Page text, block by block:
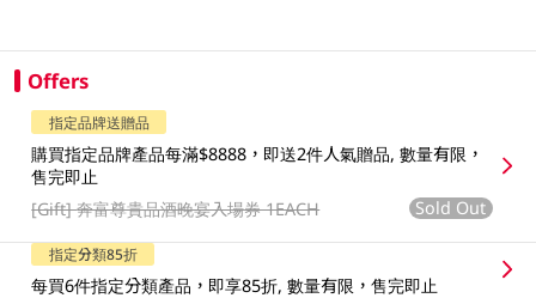
Offers
指定品牌送贈品
購買指定品牌產品每滿$8888，即送2件人氣贈品, 數量有限，
售完即止
[Gift]奔富尊貴品酒晚宴入場券 1EACH Sold Out
指定分類85折
每買6件指定分類產品，即享85折, 數量有限，售完即止